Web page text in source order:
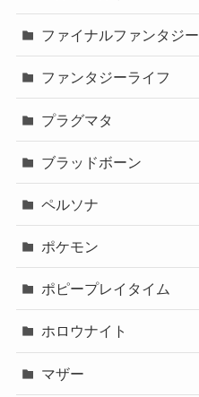
ファイナルファンタジー
ファンタジーライフ
プラグマタ
ブラッドボーン
ペルソナ
ポケモン
ポピープレイタイム
ホロウナイト
マザー